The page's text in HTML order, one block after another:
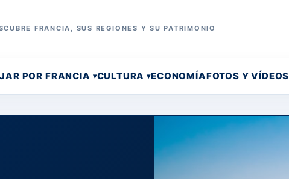
FRANCIA, SUS REGIONES Y SU PATRIMONIO
POR FRANCIA CULTURA ECONOMÍAFOTOS Y VÍDEOS